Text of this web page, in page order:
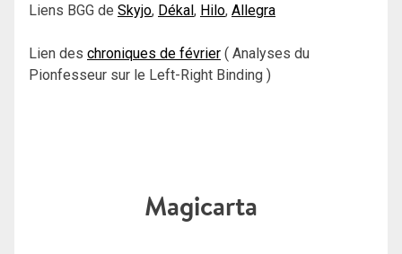
Liens BGG de Skyjo, Dékal, Hilo, Allegra
Lien des chroniques de février ( Analyses du
Pionfesseur sur le Left-Right Binding )
Magicarta